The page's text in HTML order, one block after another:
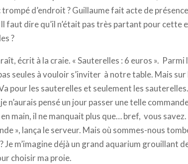
trompé d’endroit ? Guillaume fait acte de
faut dire qu’il n’était pas très partant pour cette
?
écrit à la craie. « Sauterelles : 6 euros ».
seules à vouloir s’inviter à notre table. Mais
pour les sauterelles et seulement les
n’aurais pensé un jour passer une telle
main, il ne manquait plus que… bref, vous savez.
», lança le serveur. Mais où sommes-nous
Je m’imagine déjà un grand aquarium grouillant
choisir ma proie.